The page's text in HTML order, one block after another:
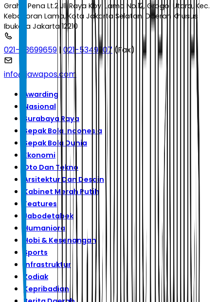
Graha Pena Lt.2 Jl. Raya Kby. Lama No.12, Grogol Utara, Kec.
Kebayoran Lama, Kota Jakarta Selatan, Daerah Khusus
Ibukota Jakarta 12210
021-53699659 | 021-5349207 (Fax)
info@jawapos.com
Awarding
Nasional
Surabaya Raya
Sepak Bola Indonesia
Sepak Bola Dunia
Ekonomi
Oto Dan Tekno
Arsitektur Dan Desain
Kabinet Merah Putih
Features
Jabodetabek
Humaniora
Hobi & Kesenangan
Sports
Infrastruktur
Zodiak
Kepribadian